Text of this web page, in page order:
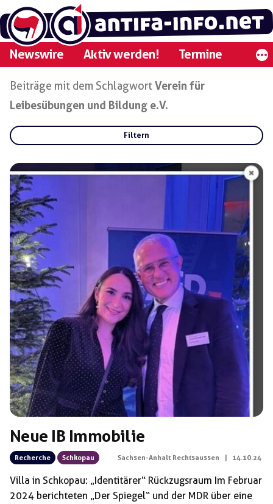
Zum
Inhalt
springen
Newswire Aktiv werden! Termine
Beiträge mit dem SchlagwortVerein für
Leibesübungen und Bildung e.V.
Filtern
Gruppen:
Regionen:
Schlagwörter:
Verein für Leibesübungen und Bildung e.V.
Neue IB Immobilie
Recherche Schkopau Sachsen-Anhalt Rechtsaussen 14.10.24
Villa in Schkopau: „Identitärer“ Rückzugsraum Im Februar
2024 berichteten „Der Spiegel“ und der MDR über eine